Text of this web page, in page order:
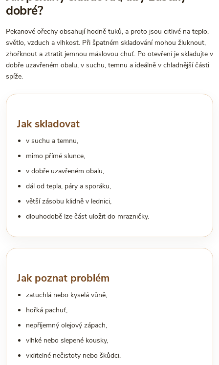
dobré?
Pekanové ořechy obsahují hodně tuků, a proto jsou citlivé na teplo,
světlo, vzduch a vlhkost. Při špatném skladování mohou žluknout,
zhořknout a ztratit jemnou máslovou chuť. Po otevření je skladujte v
dobře uzavřeném obalu, v suchu, temnu a ideálně v chladnější části
spíže.
Jak skladovat
v suchu a temnu,
mimo přímé slunce,
v dobře uzavřeném obalu,
dál od tepla, páry a sporáku,
větší zásobu klidně v lednici,
dlouhodobě lze část uložit do mrazničky.
Jak poznat problém
zatuchlá nebo kyselá vůně,
hořká pachuť,
nepříjemný olejový zápach,
vlhké nebo slepené kousky,
viditelné nečistoty nebo škůdci,